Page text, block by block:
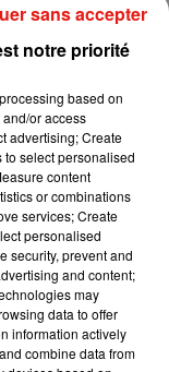
la vie de chatelain
remix de « Love
Minogue
notre priorité
based on
or access
advertising; Create
select personalised
content
or combinations
services; Create
personalised
security, prevent and
and content;
may
data to offer
information actively
combine data from
sans accepter